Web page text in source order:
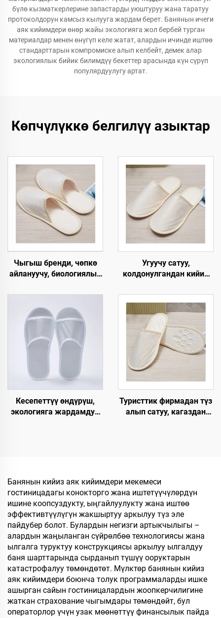
бүлө кызматкерлерине запастарды уюштуруу жана таратуу
протоколдорун камсыз кылууга жардам берет. Банянын ичеги
аяк кийимдери өнөр жайы экологияга жол бербей турган
материалдар менен өнүгүп келе жатат, алардын ичинде иштөө
стандарттарын компромиске алып келбейт, демек алар
экологиялык бийик билимдүү бекеттер арасында күн сүрүп
популярдуулугу артат.
Көпчүлүккө белгилүү азыктар
Чыгыш бренди, чөпкө
айлануучу, биологиялык
мейманхана жана SPA
панчыгы, жабык баштуу,
кагаздан түзүлгөн табан,
колдонулгандан кийин
чөпкө айлануучу,
авиакомпаниялар үчүн
Угуучу сатуу,
колдонулгандан кийин
мейманхана үчүн,
экологияга жардамдуу,
авиакомпаниялар үчүн
мейман панчыгы
Кесепеттүү өндүрүш,
экологияга жардамдуу,
Туристтик фирмадан түз
алып сатуу, кагаздан
мейманхана панчыгы
Банянын кийиз аяк кийимдери мекемеси
гостиницадагы конокторго жана иштетүүчүлөрдүн
ишине коопсуздукту, ыңгайлуулукту жана иштөө
эффективтүүлүгүн жакшыртуу аркылуу түз эле
пайдубер болот. Булардын негизги артыкчылыгы –
алардын жаңыланган сүйрөлбөө технологиясы жана
ылгалга туруктуу конструкциясы аркылуу ылгалдуу
баня шарттарында сырданып түшүү ооруктарын
катастрофалуу төмөндөтөт. Мүлктөр банянын кийиз
аяк кийимдери боюнча толук программаларды ишке
ашырган сайын гостиницалардын жоопкерчилигине
жаткан страхование чыгымдары төмөндөйт, бул
операторлор үчүн узак мөөнөттүү финансылык пайда